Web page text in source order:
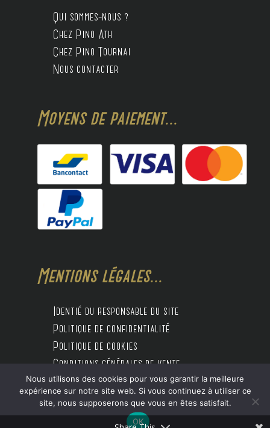
Qui sommes-nous ?
Chez Pino Ath
Chez Pino Tournai
Nous contacter
Moyens de paiement...
Mentions légales...
Identié du responsable du site
Politique de confidentialité
Politique de cookies
Conditions générales de vente
Design by Digitalife
Nous utilisons des cookies pour vous garantir la meilleure
expérience sur notre site web. Si vous continuez à utiliser ce
site, nous supposerons que vous en êtes satisfait.
OK